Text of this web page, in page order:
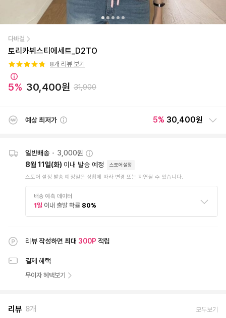
다바걸
토리카뷔스티에세트_D2TO
8개 리뷰 보기
5% 30,400원 31,900
예상 최저가 5% 30,400원
일반배송 • 3,000원
8월 11일(화) 이내 발송 예정 스토어설정
스토어 설정 발송 예정일은 상황에 따라 변경 또는 지연될 수 있습니다.
배송 예측 데이터
1일 이내 출발 확률 80%
리뷰 작성하면 최대 300P 적립
결제 혜택
무이자 혜택보기
리뷰 8개 모두보기